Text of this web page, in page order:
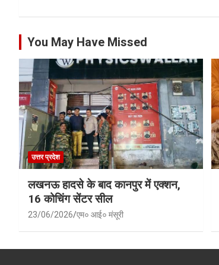
You May Have Missed
उत्तर प्रदेश
लखनऊ हादसे के बाद कानपुर में एक्शन,
16 कोचिंग सेंटर सील
23/06/2026 एम० आई० मंसूरी